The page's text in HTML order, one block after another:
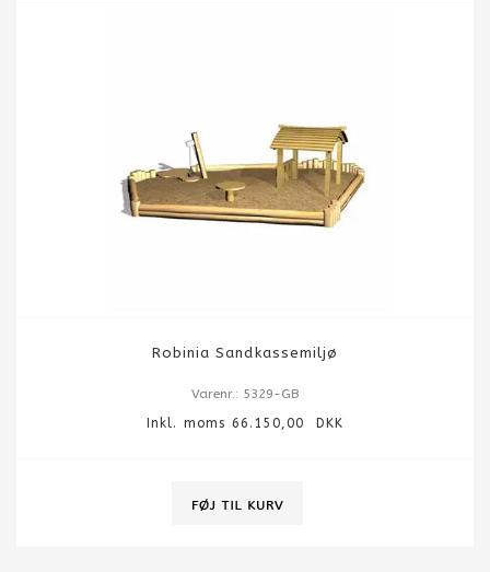
Robinia Sandkassemiljø
Varenr.: 5329-GB
Inkl. moms 66.150,00 DKK